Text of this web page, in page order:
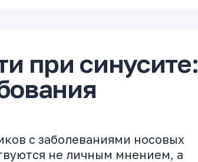
при синусите:
с заболеваниями носовых
не личным мнением, а